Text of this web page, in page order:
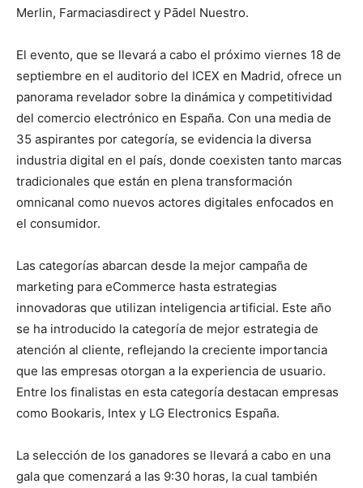
Merlin, Farmaciasdirect y Pādel Nuestro.
El evento, que se llevará a cabo el próximo viernes 18 de
septiembre en el auditorio del ICEX en Madrid, ofrece un
panorama revelador sobre la dinámica y competitividad
del comercio electrónico en España. Con una media de
35 aspirantes por categoría, se evidencia la diversa
industria digital en el país, donde coexisten tanto marcas
tradicionales que están en plena transformación
omnicanal como nuevos actores digitales enfocados en
el consumidor.
Las categorías abarcan desde la mejor campaña de
marketing para eCommerce hasta estrategias
innovadoras que utilizan inteligencia artificial. Este año
se ha introducido la categoría de mejor estrategia de
atención al cliente, reflejando la creciente importancia
que las empresas otorgan a la experiencia de usuario.
Entre los finalistas en esta categoría destacan empresas
como Bookaris, Intex y LG Electronics España.
La selección de los ganadores se llevará a cabo en una
gala que comenzará a las 9:30 horas, la cual también